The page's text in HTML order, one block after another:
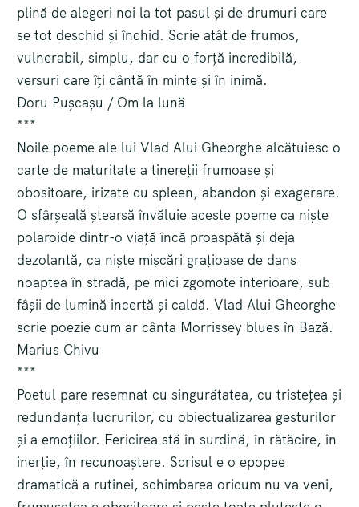
plină de alegeri noi la tot pasul și de drumuri care
se tot deschid și închid. Scrie atât de frumos,
vulnerabil, simplu, dar cu o forță incredibilă,
versuri care îți cântă în minte și în inimă.
Doru Pușcașu / Om la lună
***
Noile poeme ale lui Vlad Alui Gheorghe alcătuiesc o
carte de maturitate a tinereții frumoase și
obositoare, irizate cu spleen, abandon și exagerare.
O sfârșeală ștearsă învăluie aceste poeme ca niște
polaroide dintr-o viață încă proaspătă și deja
dezolantă, ca niște mișcări grațioase de dans
noaptea în stradă, pe mici zgomote interioare, sub
fâșii de lumină incertă și caldă. Vlad Alui Gheorghe
scrie poezie cum ar cânta Morrissey blues în Bază.
Marius Chivu
***
Poetul pare resemnat cu singurătatea, cu tristețea și
redundanța lucrurilor, cu obiectualizarea gesturilor
și a emoțiilor. Fericirea stă în surdină, în rătăcire, în
inerție, în recunoaștere. Scrisul e o epopee
dramatică a rutinei, schimbarea oricum nu va veni,